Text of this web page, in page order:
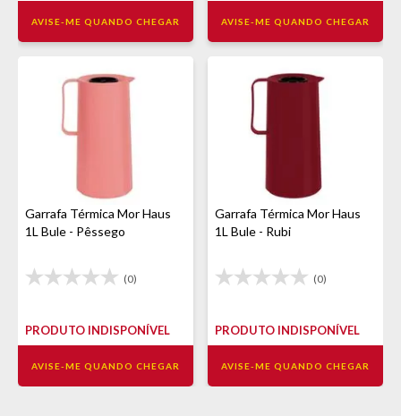
AVISE-ME QUANDO CHEGAR AVISE-ME QUANDO CHEGAR
Garrafa Térmica Mor Haus
1L Bule - Pêssego
(0)
PRODUTO INDISPONÍVEL
AVISE-ME QUANDO CHEGAR
Garrafa Térmica Mor Haus
1L Bule - Rubi
(0)
PRODUTO INDISPONÍVEL
AVISE-ME QUANDO CHEGAR